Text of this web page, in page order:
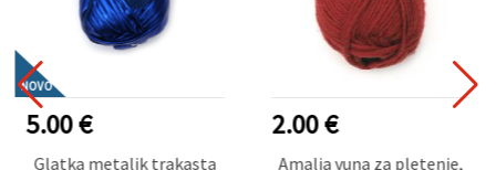
NOVO
5.00 €
Glatka metalik trakasta
2.00 €
Amalia vuna za pletenje,